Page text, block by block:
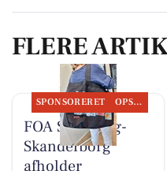
FLERE
SPONSORERET OPSLAGSTAVLEN
FOA Silkeborg-
Skanderborg
afholder